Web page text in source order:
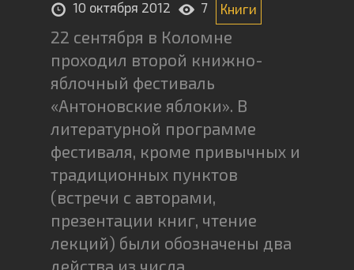
10 октября 2012 7 Книги
22 сентября в Коломне
проходил второй книжно-
яблочный фестиваль
«Антоновские яблоки». В
литературной программе
фестиваля, кроме привычных и
традиционных пунктов
(встречи с авторами,
презентации книг, чтение
лекций) были обозначены два
действа из числа